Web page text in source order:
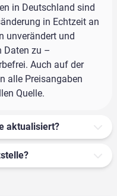
in Deutschland sind
in Echtzeit an
unverändert und
Daten zu –
Auch auf der
alle Preisangaben
Quelle.
aktualisiert?